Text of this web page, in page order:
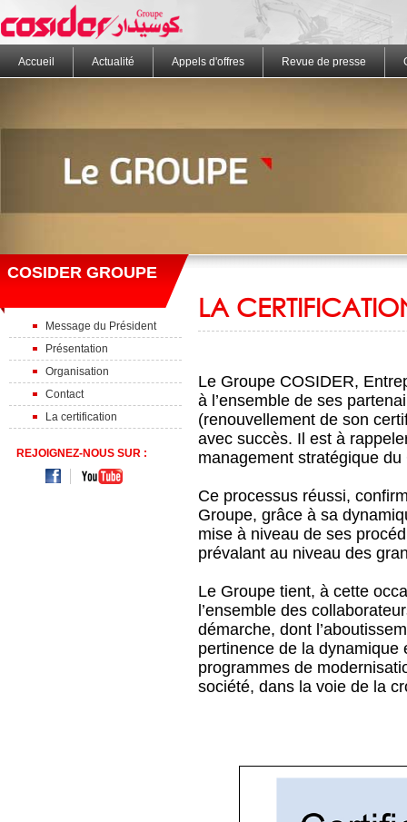
Accueil Actualité Appels d'offres Revue de presse
COSIDER GROUPE
Message du Président
Présentation
Organisation
Contact
La certification
REJOIGNEZ-NOUS SUR :
LA
Le Groupe COSIDER,
à l’ensemble de ses
(renouvellement de son
avec succès. Il est à
management stratégique
Ce processus réussi,
Groupe, grâce à sa
mise à niveau de ses
prévalant au niveau des
Le Groupe tient, à cette
l’ensemble des
démarche, dont
pertinence de la dynamique
programmes de
société, dans la voie de la